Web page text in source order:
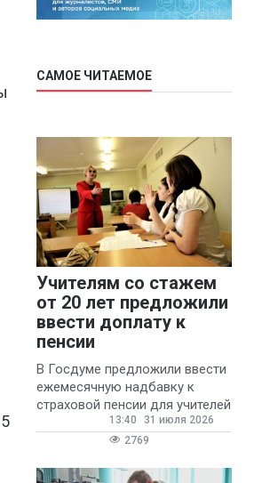
САМОЕ ЧИТАЕМОЕ
Учителям со стажем
от 20 лет предложили
ввести доплату к
пенсии
В Госдуме предложили ввести
ежемесячную надбавку к
страховой пенсии для учителей
государственных и
муниципальных школ со
13:40
31 июля 2026
2769